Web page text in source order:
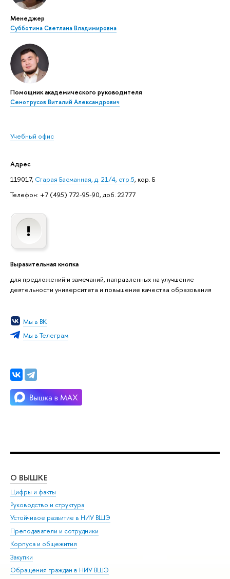
Менеджер
Субботина Светлана Владимировна
Помощник академического руководителя
Сенотрусов Виталий Александрович
Учебный офис
Адрес
119017, Старая Басманная, д. 21/4, стр.5, кор. Б
Телефон: +7 (495) 772-95-90, доб. 22777
Выразительная кнопка
для предложений и замечаний, направленных на улучшение
деятельности университета и повышение качества образования
Мы в ВК
Мы в Телеграм
О ВЫШКЕ
Цифры и факты
Руководство и структура
Устойчивое развитие в НИУ ВШЭ
Преподаватели и сотрудники
Корпуса и общежития
Закупки
Обращения граждан в НИУ ВШЭ